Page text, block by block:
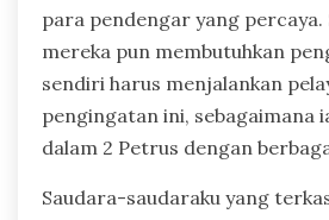
para pendengar yang percaya.
mereka pun membutuhkan
sendiri harus menjalankan
pengingatan ini, sebagaimana
dalam 2 Petrus dengan
Saudara-saudaraku yang